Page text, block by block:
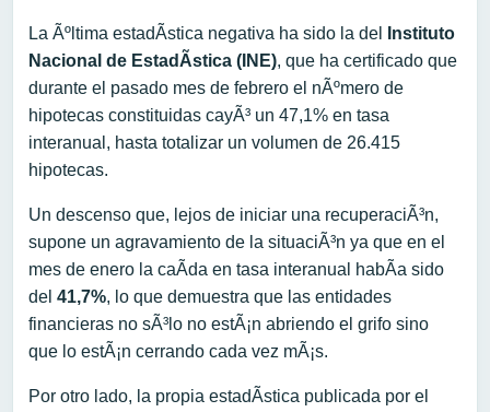
La Ãºltima estadÃ­stica negativa ha sido la del
Instituto
Nacional de EstadÃ­stica (INE), que ha certificado que
durante el pasado mes de febrero el nÃºmero de
hipotecas constituidas cayÃ³ un 47,1% en tasa
interanual, hasta totalizar un volumen de 26.415
hipotecas.
Un descenso que, lejos de iniciar una recuperaciÃ³n,
supone un agravamiento de la situaciÃ³n ya que en el
mes de enero la caÃ­da en tasa interanual habÃ­a sido
del 41,7%, lo que demuestra que las entidades
financieras no sÃ³lo no estÃ¡n abriendo el grifo sino
que lo estÃ¡n cerrando cada vez mÃ¡s.
Por otro lado, la propia estadÃ­stica publicada por el